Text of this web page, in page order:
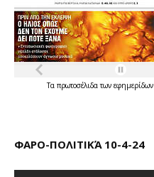
Τα πρωτοσέλιδατων εφημερίδων
ΦΑΡΟ-ΠΟΛΙΤΙΚΆ 10-4-24